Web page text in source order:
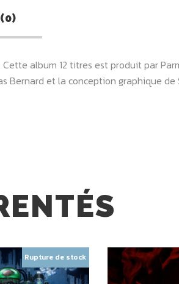
album 12 titres est produit par
Bernard et la conception graphique de
Rupture de stock